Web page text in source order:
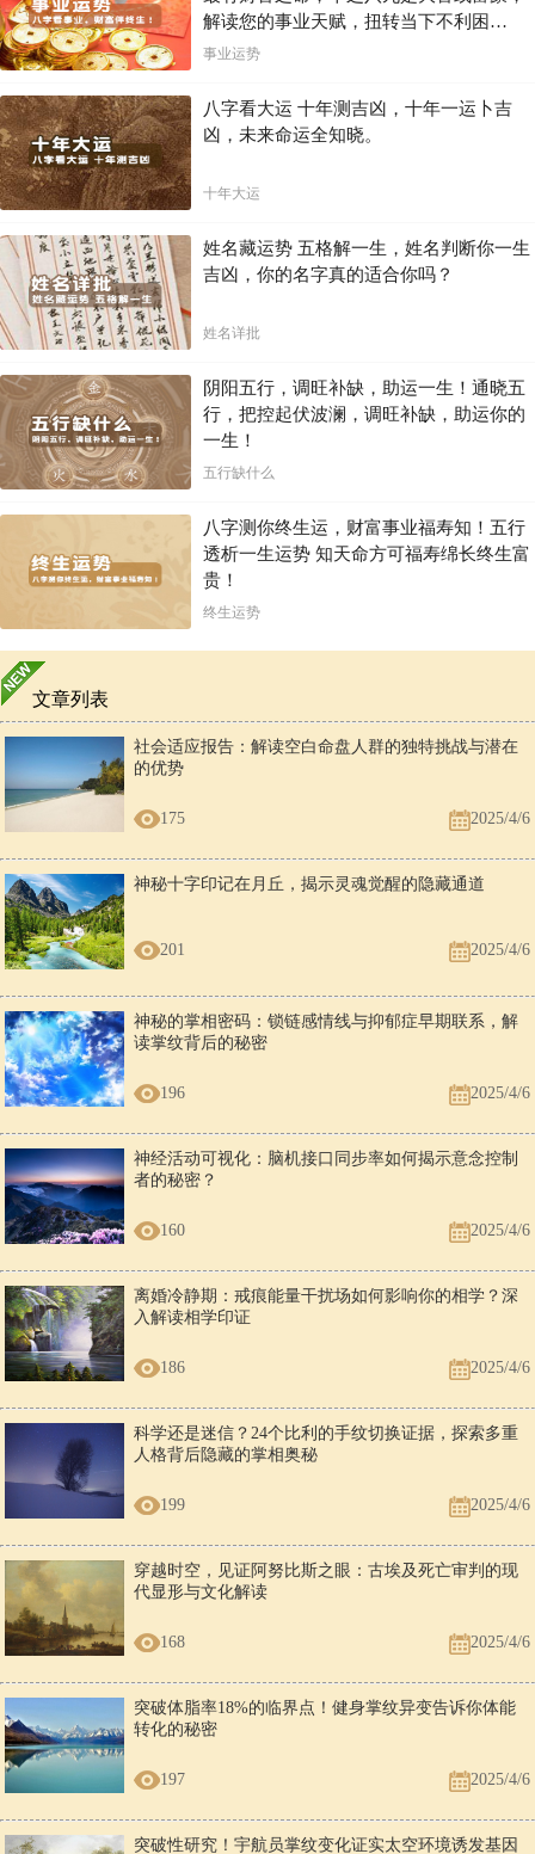
解读您的事业天赋，扭转当下不利困
局！！
事业运势
八字看大运 十年测吉凶，十年一运卜吉
凶，未来命运全知晓。
十年大运
姓名藏运势 五格解一生，姓名判断你一生
吉凶，你的名字真的适合你吗？
姓名详批
阴阳五行，调旺补缺，助运一生！通晓五
行，把控起伏波澜，调旺补缺，助运你的
一生！
五行缺什么
八字测你终生运，财富事业福寿知！五行
透析一生运势 知天命方可福寿绵长终生富
贵！
终生运势
文章列表
社会适应报告：解读空白命盘人群的独特挑战与潜在
的优势
175 2025/4/6
神秘十字印记在月丘，揭示灵魂觉醒的隐藏通道
201 2025/4/6
神秘的掌相密码：锁链感情线与抑郁症早期联系，解
读掌纹背后的秘密
196 2025/4/6
神经活动可视化：脑机接口同步率如何揭示意念控制
者的秘密？
160 2025/4/6
离婚冷静期：戒痕能量干扰场如何影响你的相学？深
入解读相学印证
186 2025/4/6
科学还是迷信？24个比利的手纹切换证据，探索多重
人格背后隐藏的掌相奥秘
199 2025/4/6
穿越时空，见证阿努比斯之眼：古埃及死亡审判的现
代显形与文化解读
168 2025/4/6
突破体脂率18%的临界点！健身掌纹异变告诉你体能
转化的秘密
197 2025/4/6
突破性研究！宇航员掌纹变化证实太空环境诱发基因